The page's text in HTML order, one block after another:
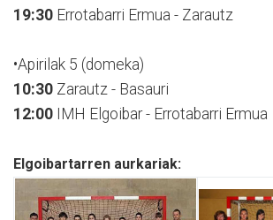
19:30 Errotabarri Ermua - Zarautz
•Apirilak 5 (domeka)
10:30 Zarautz - Basauri
12:00 IMH Elgoibar - Errotabarri Ermua
Elgoibartarren aurkariak: